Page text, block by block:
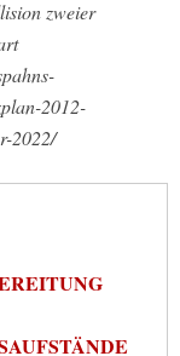
zweier
2012-
2022/